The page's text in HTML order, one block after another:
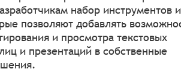
набор инструментов и
позволяют добавлять
и просмотра текстовых
и презентаций в собственные